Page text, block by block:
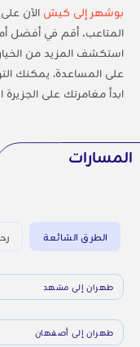
بوشهر إلى كيش الآن
المتاعب. أقم في أفضل
استكشف المزيد من
على المساعدة، يمكنك
ابدأ مغامرتك على الجزيرة
المسارات
الطرق الشائعة
طهران إلى مشهد
طهران إلى أصفهان